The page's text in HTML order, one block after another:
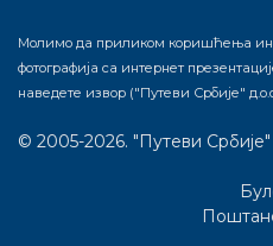
Молимо да приликом коришћења
фотографија са интернет
наведете извор ("Путеви Србије"
© 2005-2026. "Путеви